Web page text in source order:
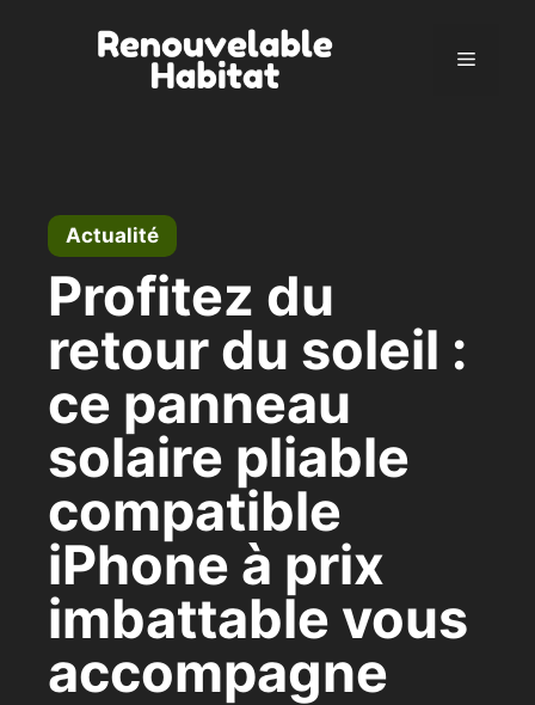
Menu
Actualité
Profitez du
retour du soleil :
ce panneau
solaire pliable
compatible
iPhone à prix
imbattable vous
accompagne